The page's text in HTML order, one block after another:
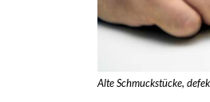
Alte Schmuckstücke,